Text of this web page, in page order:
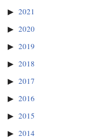
2021
2020
2019
2018
2017
2016
2015
2014